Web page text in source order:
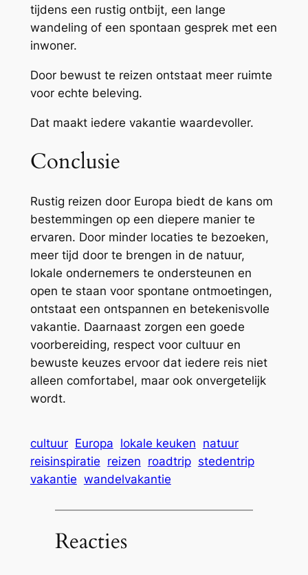
tijdens een rustig ontbijt, een lange
wandeling of een spontaan gesprek met een
inwoner.
Door bewust te reizen ontstaat meer ruimte
voor echte beleving.
Dat maakt iedere vakantie waardevoller.
Conclusie
Rustig reizen door Europa biedt de kans om
bestemmingen op een diepere manier te
ervaren. Door minder locaties te bezoeken,
meer tijd door te brengen in de natuur,
lokale ondernemers te ondersteunen en
open te staan voor spontane ontmoetingen,
ontstaat een ontspannen en betekenisvolle
vakantie. Daarnaast zorgen een goede
voorbereiding, respect voor cultuur en
bewuste keuzes ervoor dat iedere reis niet
alleen comfortabel, maar ook onvergetelijk
wordt.
cultuur Europa lokale keuken natuur
reisinspiratie reizen roadtrip stedentrip
vakantie wandelvakantie
Reacties